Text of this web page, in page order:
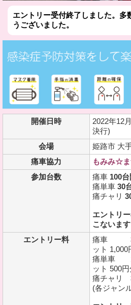
エントリー受付終了しました。多
うございました。
開催日時
2022年12
決行)
会場
姫路市 大
痛車協力
もみみ☆
参加台数
痛車 100
痛単車 30
痛チャリ
エントリ
こないます
エントリー料
痛車
ット 1,000
痛単車
ット 500
痛チャリ
(各ジャン